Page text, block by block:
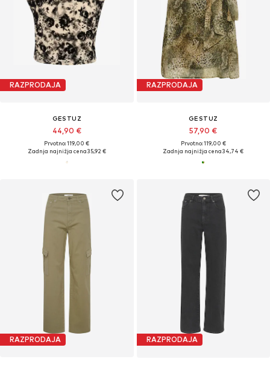
RAZPRODAJA
GESTUZ
44,90 €
Prvotno: 119,00 €
Zadnja najnižja cena35,92 €
RAZPRODAJA
GESTUZ
57,90 €
Prvotno: 119,00 €
Zadnja najnižja cena34,74 €
RAZPRODAJA RAZPRODAJA